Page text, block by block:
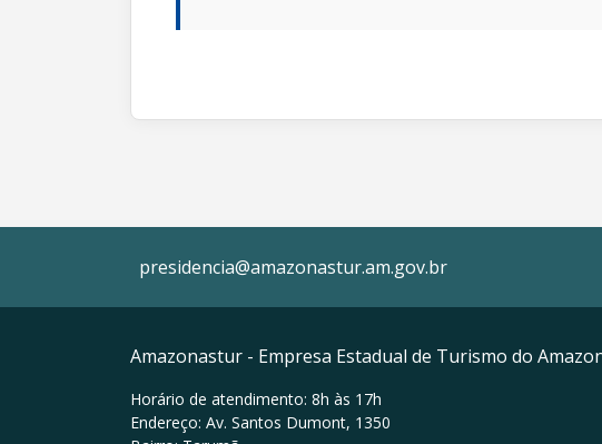
presidencia@amazonastur.am.gov.br
Amazonastur - Empresa Estadual de Turismo do
Horário de atendimento: 8h às 17h
Endereço: Av. Santos Dumont, 1350